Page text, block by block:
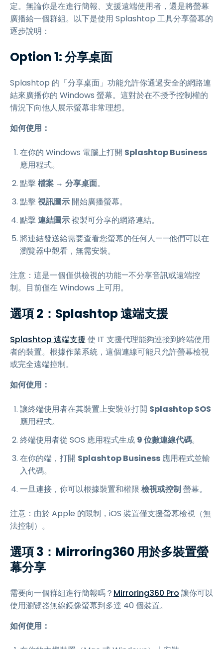
定。無論你是在進行簡報、支援遠端使用者，還是將螢幕
廣播給一個群組。以下是使用 Splashtop 工具分享螢幕的
逐步說明：
Option 1: 分享桌面
Splashtop 的「分享桌面」功能允許你通過安全的網路連
結來廣播你的 Windows 螢幕。這對於在不授予控制權的
情況下向他人展示螢幕非常理想。
如何使用：
在你的 Windows 電腦上打開 Splashtop Business
應用程式。
點擊檔案 → 分享桌面。
點擊視訊圖示 開始廣播螢幕。
點擊連結圖示複製可分享的網路連結。
將連結發送給需要查看您螢幕的任何人——他們可以在
瀏覽器中觀看，無需安裝。
注意：這是一個僅供檢視的功能—不分享音訊或遠端控
制。目前僅在 Windows 上可用。
選項 2：Splashtop 遠端支援
Splashtop 遠端支援 使 IT 支援代理能夠連接到終端使用
者的裝置。根據作業系統，這個連線可能只允許螢幕檢視
或完全遠端控制。
如何使用：
讓終端使用者在其裝置上安裝並打開 Splashtop SOS
應用程式。
終端使用者從 SOS 應用程式生成 9 位數連線代碼。
在你的端，打開 Splashtop Business 應用程式並輸
入代碼。
一旦連接，你可以根據裝置和權限檢視或控制螢幕。
注意：由於 Apple 的限制，iOS 裝置僅支援螢幕檢視（無
法控制）。
選項 3：Mirroring360 用於多裝置螢
幕分享
需要向一個群組進行簡報嗎？ Mirroring360 Pro 讓你可以
使用瀏覽器無線鏡像螢幕到多達 40 個裝置。
如何使用：